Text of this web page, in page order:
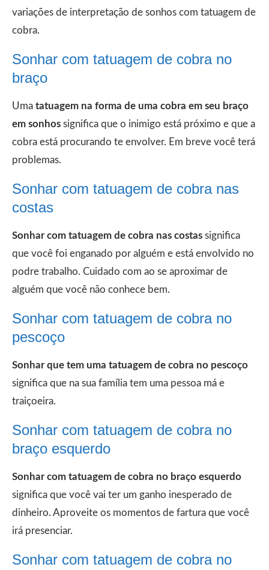
variações de interpretação de sonhos com tatuagem de
cobra.
Sonhar com tatuagem de cobra no
braço
Uma tatuagem na forma de uma cobra em seu braço
em sonhos significa que o inimigo está próximo e que a
cobra está procurando te envolver. Em breve você terá
problemas.
Sonhar com tatuagem de cobra nas
costas
Sonhar com tatuagem de cobra nas costas significa
que você foi enganado por alguém e está envolvido no
podre trabalho. Cuidado com ao se aproximar de
alguém que você não conhece bem.
Sonhar com tatuagem de cobra no
pescoço
Sonhar que tem uma tatuagem de cobra no pescoço
significa que na sua família tem uma pessoa má e
traiçoeira.
Sonhar com tatuagem de cobra no
braço esquerdo
Sonhar com tatuagem de cobra no braço esquerdo
significa que você vai ter um ganho inesperado de
dinheiro. Aproveite os momentos de fartura que você
irá presenciar.
Sonhar com tatuagem de cobra no